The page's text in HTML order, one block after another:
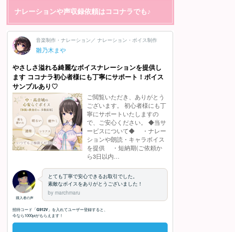
ナレーションや声収録依頼はココナラでも♪